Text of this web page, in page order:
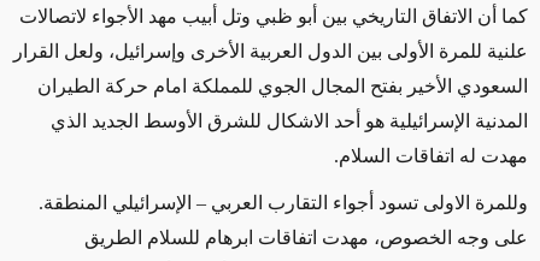
كما أن الاتفاق التاريخي بين أبو ظبي وتل أبيب مهد الأجواء لاتصالات
علنية للمرة الأولى بين الدول العربية الأخرى وإسرائيل، ولعل القرار
السعودي الأخير بفتح المجال الجوي للمملكة امام حركة الطيران
المدنية الإسرائيلية هو أحد الاشكال للشرق الأوسط الجديد الذي
مهدت له اتفاقات السلام.
وللمرة الاولى تسود أجواء التقارب العربي – الإسرائيلي المنطقة.
على وجه الخصوص، مهدت اتفاقات ابرهام للسلام الطريق